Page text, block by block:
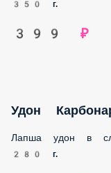
399 ₽
Лапша удон в
280 г.
399 ₽